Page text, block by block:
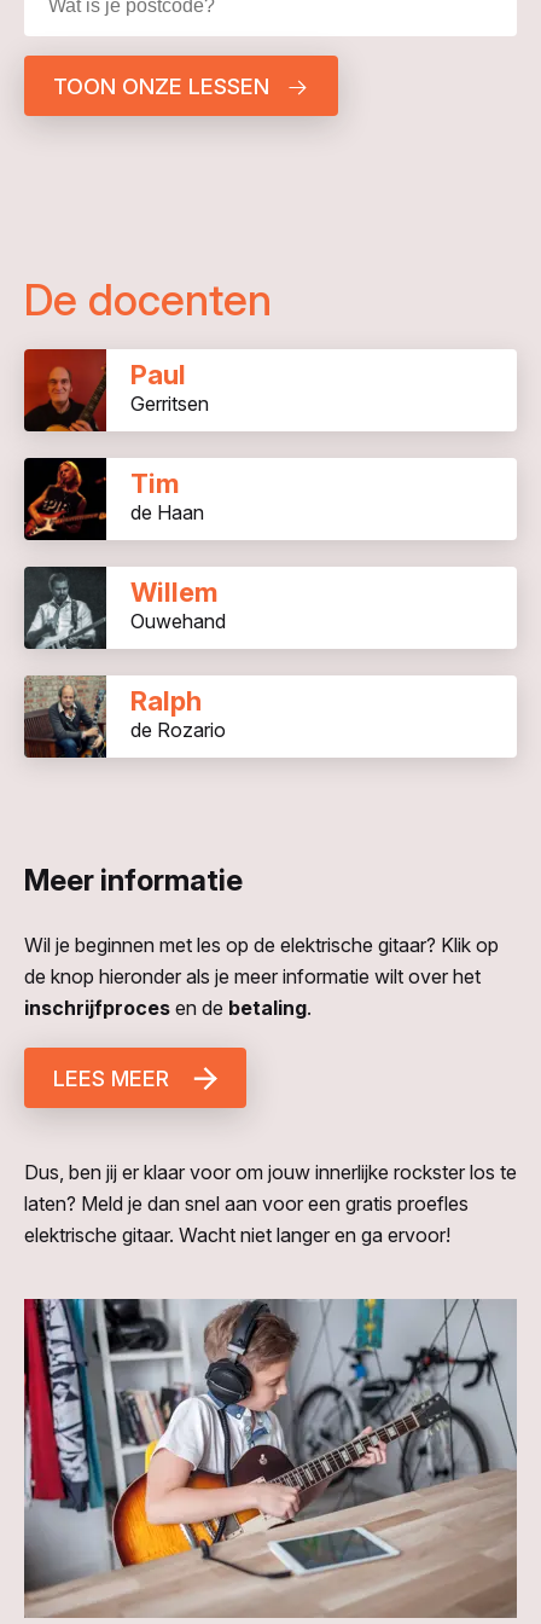
TOON ONZE LESSEN
De docenten
Paul
Gerritsen
Tim
de Haan
Willem
Ouwehand
Ralph
de Rozario
Meer informatie
Wil je beginnen met les op de elektrische gitaar? Klik op
de knop hieronder als je meer informatie wilt over het
inschrijfproces en de betaling.
LEES MEER
Dus, ben jij er klaar voor om jouw innerlijke rockster los te
laten? Meld je dan snel aan voor een gratis proefles
elektrische gitaar. Wacht niet langer en ga ervoor!